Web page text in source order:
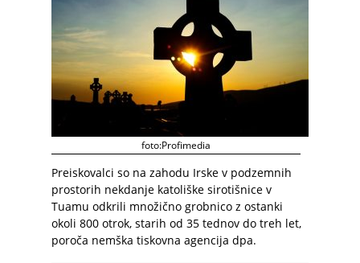
foto:Profimedia
Preiskovalci so na zahodu Irske v podzemnih
prostorih nekdanje katoliške sirotišnice v
Tuamu odkrili množično grobnico z ostanki
okoli 800 otrok, starih od 35 tednov do treh let,
poroča nemška tiskovna agencija dpa.